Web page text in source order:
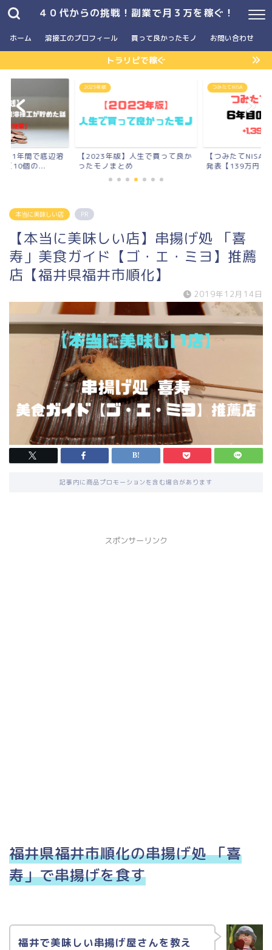
４０代からの挑戦！副業で月３万を稼ぐ！
ホーム 溶接工のプロフィール 買って良かったモノ お問い合わせ
トラリピで稼ぐ
生で買って良か
つみたてNISA
【つみたてNISA】6年間の結果
発表【139万円】
運用実績
FX自動売買【ト
実績
本当に美味しい店 PR
【本当に美味しい店】串揚げ処 「喜
寿」美食ガイド【ゴ・エ・ミヨ】推薦
店【福井県福井市順化】
2019年12月14日
記事内に商品プロモーションを含む場合があります
スポンサーリンク
福井県福井市順化の串揚げ処 「喜
寿」で串揚げを食す
福井で美味しい串揚げ屋さんを教え